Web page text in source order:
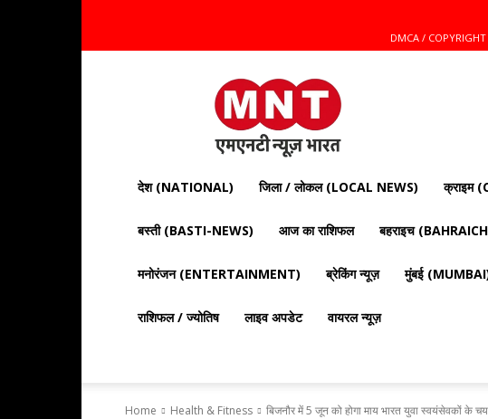
DMCA /
Mnt
News
Bharat
|
आज
की
ताज़ा
राजनीति,
और
दुनिया
की
देश (NATIONAL) जिला / लोकल (LOCAL NEWS) क्राइम
बस्ती (BASTI-NEWS) आज का राशिफल बहराइच
मनोरंजन (ENTERTAINMENT) ब्रेकिंग न्यूज़ मुंबई
राशिफल / ज्योतिष लाइव अपडेट वायरल न्यूज़
Home Health & Fitness बिजनौर में 5 जून को होगा माय भारत युवा स्वयंसेवकों के